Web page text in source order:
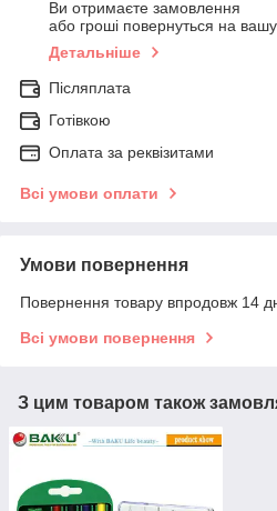
Ви отримаєте замовлення
або гроші повернуться на вашу
Детальніше
Післяплата
Готівкою
Оплата за реквізитами
Всі умови оплати
Умови повернення
Повернення товару впродовж 14
Всі умови повернення
З цим товаром також